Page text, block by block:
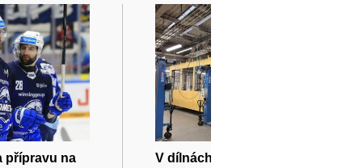
přípravu na
V dílnách dopravního